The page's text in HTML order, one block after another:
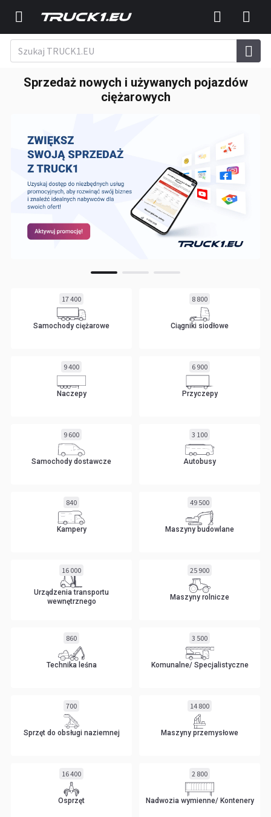
Sprzedaż nowych i używanych pojazdów
ciężarowych
17 400
Samochody ciężarowe
8 800
Ciągniki siodłowe
9 400
Naczepy
6 900
Przyczepy
9 600
Samochody dostawcze
3 100
Autobusy
840
Kampery
49 500
Maszyny budowlane
16 000
Urządzenia transportu
wewnętrznego
25 900
Maszyny rolnicze
860
Technika leśna
3 500
Komunalne/ Specjalistyczne
700
Sprzęt do obsługi naziemnej
14 800
Maszyny przemysłowe
16 400
Osprzęt
2 800
Nadwozia wymienne/ Kontenery